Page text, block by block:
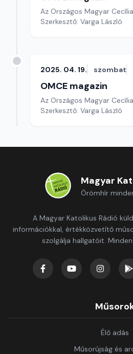
Az Országos Magyar
Szerkesztő: Varga László
2025. 04. 19. szombat
OMCE magazin
Az Országos Magyar
Szerkesztő: Varga László
Magyar
Örömhír
A Magyar Katolikus Rádió
információkkal, értékközvetítő
szolgálja hallgatóit.
Élő adás
Műsorújság és